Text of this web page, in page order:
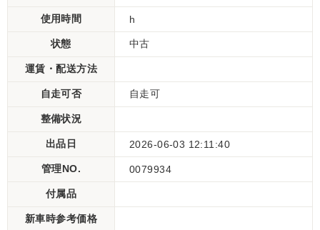
使用時間 h
状態 中古
運賃・配送方法
自走可否 自走可
整備状況
出品日 2026-06-03 12:11:40
管理NO. 0079934
付属品
新車時参考価格